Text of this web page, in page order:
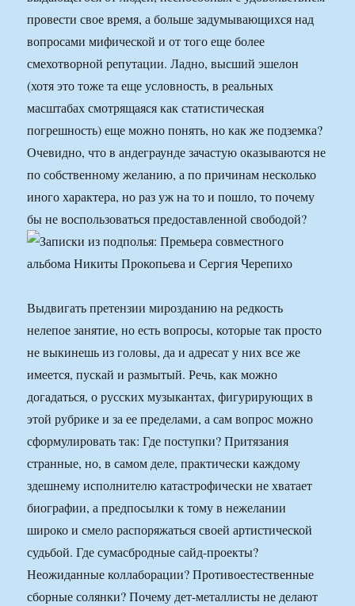
провести свое время, а больше задумывающихся над
вопросами мифической и от того еще более
смехотворной репутации. Ладно, высший эшелон
(хотя это тоже та еще условность, в реальных
масштабах смотрящаяся как статистическая
погрешность) еще можно понять, но как же подземка?
Очевидно, что в андеграунде зачастую оказываются не
по собственному желанию, а по причинам несколько
иного характера, но раз уж на то и пошло, то почему
бы не воспользоваться предоставленной свободой?
Выдвигать претензии мирозданию на редкость
нелепое занятие, но есть вопросы, которые так просто
не выкинешь из головы, да и адресат у них все же
имеется, пускай и размытый. Речь, как можно
догадаться, о русских музыкантах, фигурирующих в
этой рубрике и за ее пределами, а сам вопрос можно
сформулировать так: Где поступки? Притязания
странные, но, в самом деле, практически каждому
здешнему исполнителю катастрофически не хватает
биографии, а предпосылки к тому в нежелании
широко и смело распоряжаться своей артистической
судьбой. Где сумасбродные сайд-проекты?
Неожиданные коллаборации? Противоестественные
сборные солянки? Почему дет-металлисты не делают